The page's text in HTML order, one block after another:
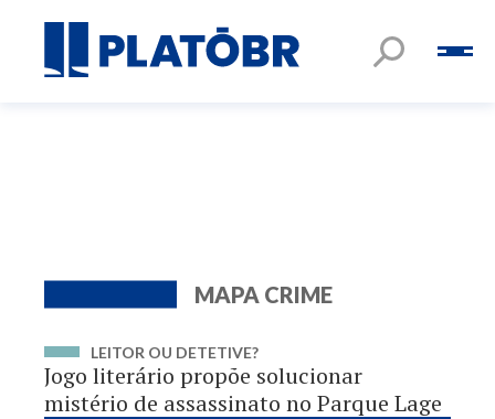
MAPA CRIME
LEITOR OU DETETIVE?
Jogo literário propõe solucionar
mistério de assassinato no Parque Lage